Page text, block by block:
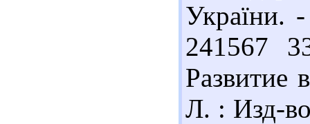
241567
Развитие
Л. : Изд-